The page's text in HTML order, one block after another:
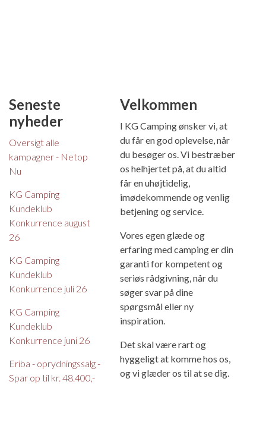
Seneste
nyheder
Oversigt alle
kampagner - Netop
Nu
KG Camping
Kundeklub
Konkurrence august
26
KG Camping
Kundeklub
Konkurrence juli 26
KG Camping
Kundeklub
Konkurrence juni 26
Eriba - oprydningssalg -
Spar op til kr. 48.400,-
Velkommen
I KG Camping ønsker vi, at
du får en god oplevelse, når
du besøger os. Vi bestræber
os helhjertet på, at du altid
får en uhøjtidelig,
imødekommende og venlig
betjening og service.
Vores egen glæde og
erfaring med camping er din
garanti for kompetent og
seriøs rådgivning, når du
søger svar på dine
spørgsmål eller ny
inspiration.
Det skal være rart og
hyggeligt at komme hos os,
og vi glæder os til at se dig.